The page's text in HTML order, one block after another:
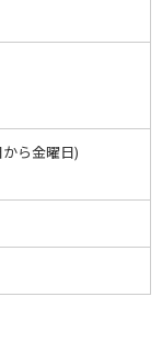
ら金曜日)